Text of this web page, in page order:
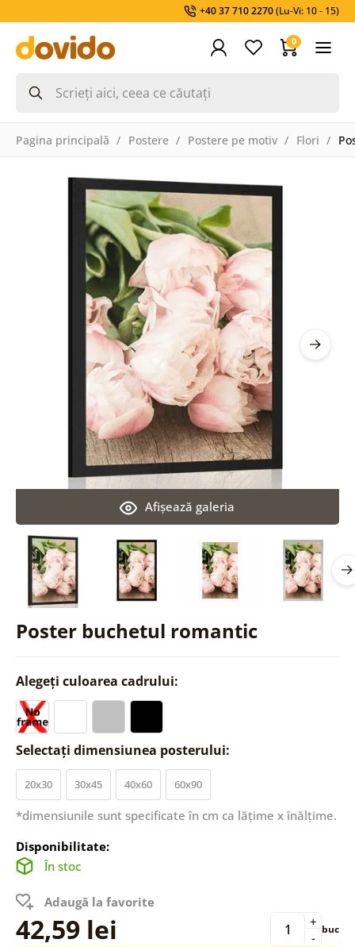
+40 37 710 2270(Lu-Vi: 10 - 15)
0
Pagina principală Postere Postere pe motiv Flori
Poster buchetul romantic
Afişează galeria
Alegeți culoarea cadrului:
Selectați dimensiunea posterului:
20x30 30x45 40x60 60x90
*dimensiunile sunt specificate în cm ca lățime x înălțime.
Disponibilitate:
În stoc
Adaugă la favorite
42,59 lei -
+ buc